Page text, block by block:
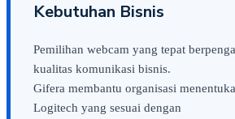
Kebutuhan Bisnis
Pemilihan webcam yang tepat
kualitas komunikasi bisnis.
Gifera membantu organisasi
Logitech yang sesuai dengan